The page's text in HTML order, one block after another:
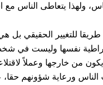
ولهذا يتعاطى الناس مع
طريقا للتغيير الحقيقي
نفسها وليست في
من خارجها وعملاً
ورعاية شؤونهم حقا،